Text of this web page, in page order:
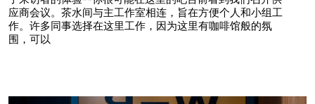
应商会议。茶水间与主工作室相连，旨在方便个人和小组工
作。许多同事选择在这里工作，因为这里有咖啡馆般的氛
围，可以